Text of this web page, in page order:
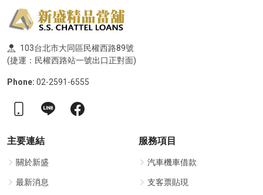
103台北市大同區民權西路89號
(捷運：民權西路站一號出口正對面)
Phone: 02-2591-6555
主要連結
關於新盛
最新消息
服務項目
汽車機車借款
支客票貼現